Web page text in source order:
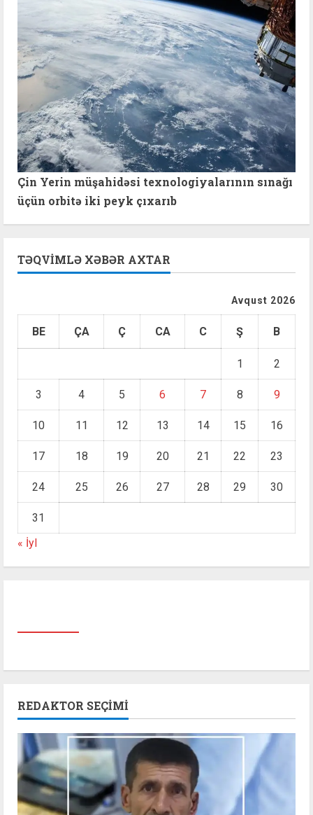
Çin Yerin müşahidəsi texnologiyalarının sınağı
üçün orbitə iki peyk çıxarıb
TƏQVIMLƏ XƏBƏR AXTAR
Avqust 2026
BE ÇA Ç CA C Ş B
1 2
3 4 5 6 7 8 9
10 11 12 13 14 15 16
17 18 19 20 21 22 23
24 25 26 27 28 29 30
31
« İyl
REDAKTOR SEÇIMI